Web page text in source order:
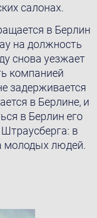
салонах.
в Берлин
на должность
снова уезжает
компанией
задерживается
в Берлине, и
в Берлин его
в
молодых людей.